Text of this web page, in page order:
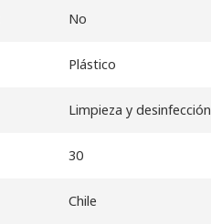
No
Plástico
Limpieza y desinfección
30
Chile